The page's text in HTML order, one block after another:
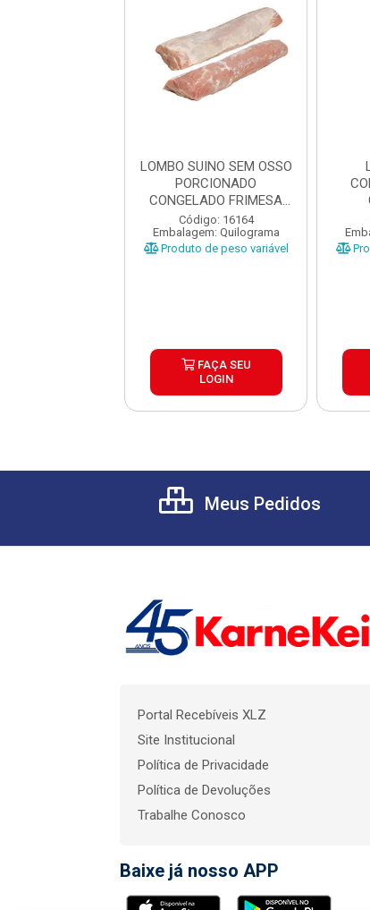
LOMBO SUINO SEM OSSO
PORCIONADO
CONGELADO FRIMESA
CAIXA ±10K...
Código: 16164
Embalagem: Quilograma
Produto de peso variável
FAÇA SEU
LOGIN
Meus Pedidos
Portal Recebíveis XLZ
Site Institucional
Política de Privacidade
Política de Devoluções
Trabalhe Conosco
Baixe já nosso APP